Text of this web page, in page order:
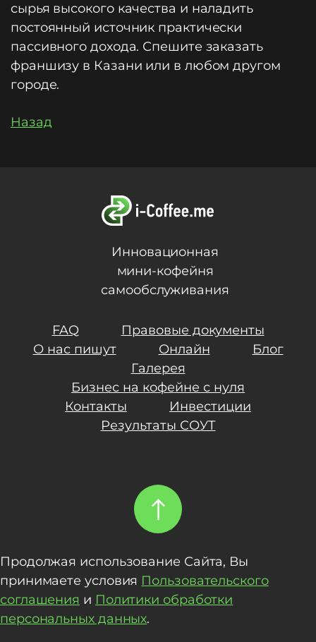
сырья высокого качества и наладить
постоянный источник практически
пассивного дохода. Спешите заказать
франшизу в Казани или в любом другом
городе.
Назад
Инновационная
мини-кофейня
самообслуживания
FAQ
Правовые документы
О нас пишут
Онлайн
Блог
Галерея
Бизнес на кофейне с нуля
Контакты
Инвестиции
Результаты СОУТ
Продолжая использование Сайта, Вы
принимаете условия Пользовательского
соглашения и Политики обработки
персональных данных.